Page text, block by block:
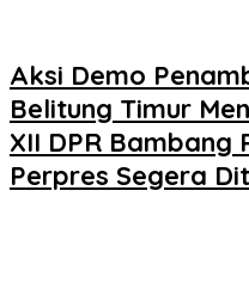
Aksi Demo
Belitung Timur
XII DPR
Perpres Segera